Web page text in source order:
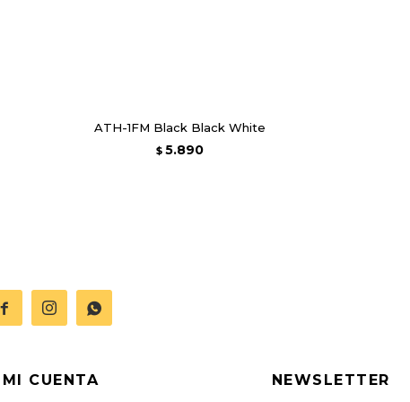
ATH-1FM Black Black White
$ 5.890
  
MI CUENTA NEWSLETTER